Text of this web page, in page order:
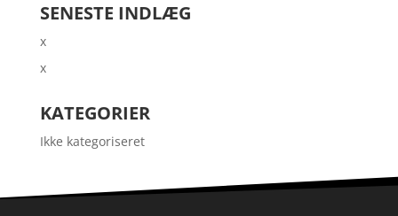
SENESTE INDLÆG
x
x
KATEGORIER
Ikke kategoriseret